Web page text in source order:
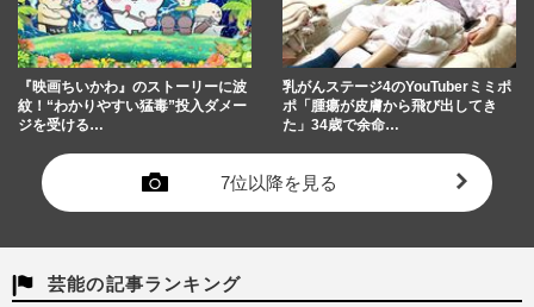
『映画ちいかわ』のストーリーに波
紋！“わかりやすい猛毒”投入ダメー
ジを受ける…
乳がんステージ4のYouTuberミミポ
ポ「腫瘍が皮膚から飛び出してき
た」34歳で余命…
7位以降を見る
芸能の記事ランキング